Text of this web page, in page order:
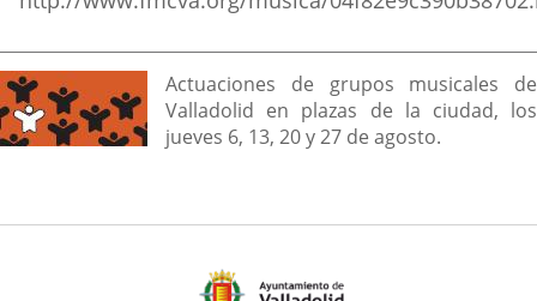
Descripción
Actuaciones de grupos musicales de
Valladolid en plazas de la ciudad, los
jueves 6, 13, 20 y 27 de agosto.